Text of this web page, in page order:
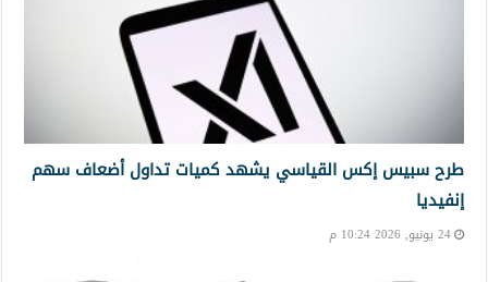
طرح سبيس إكس القياسي يشهد كميات تداول أضعاف سهم
إنفيديا
24 يونيو, 2026 10:24 م